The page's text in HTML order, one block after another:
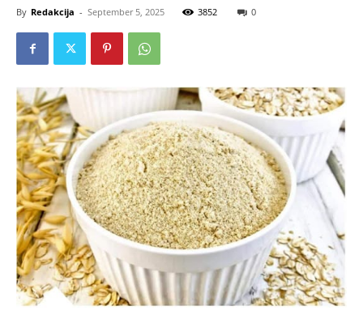
By Redakcija - September 5, 2025 3852 0